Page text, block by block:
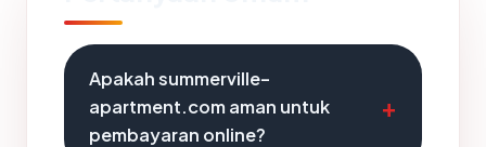
Apakah summerville-
apartment.com aman untuk
pembayaran online?